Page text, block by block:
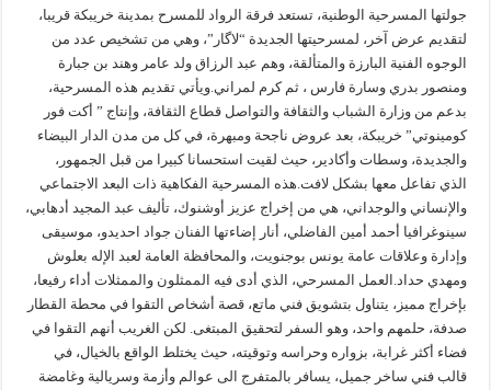
جولتها المسرحية الوطنية، تستعد فرقة الرواد للمسرح بمدينة خريبكة قريبا،
لتقديم عرض آخر، لمسرحيتها الجديدة “لاگار”، وهي من تشخيص عدد من
الوجوه الفنية البارزة والمتألقة، وهم عبد الرزاق ولد عامر وهند بن جبارة
ومنصور بدري وسارة فارس ، ثم كرم لمراني.ويأتي تقديم هذه المسرحية،
بدعم من وزارة الشباب والثقافة والتواصل قطاع الثقافة، وإنتاج ” أكت فور
كومينوتي” خريبكة، بعد عروض ناجحة ومبهرة، في كل من مدن الدار البيضاء
والجديدة، وسطات وأكادير، حيث لقيت استحسانا كبيرا من قبل الجمهور،
الذي تفاعل معها بشكل لافت.هذه المسرحية الفكاهية ذات البعد الاجتماعي
والإنساني والوجداني، هي من إخراج عزيز أوشنوك، تأليف عبد المجيد أدهابي،
سينوغرافيا أحمد أمين الفاضلي، أنار إضاءتها الفنان جواد احديدو، موسيقى
وإدارة وعلاقات عامة يونس بوجنويت، والمحافظة العامة لعبد الإله بعلوش
ومهدي حداد.العمل المسرحي، الذي أدى فيه الممثلون والممثلات أداء رفيعا،
بإخراج مميز، يتناول بتشويق فني ماتع، قصة أشخاص التقوا في محطة القطار
صدفة، حلمهم واحد، وهو السفر لتحقيق المبتغى. لكن الغريب أنهم التقوا في
فضاء أكثر غرابة، بزواره وحراسه وتوقيته، حيث يختلط الواقع بالخيال، في
قالب فني ساخر جميل، يسافر بالمتفرج الى عوالم وأزمة وسريالية وغامضة